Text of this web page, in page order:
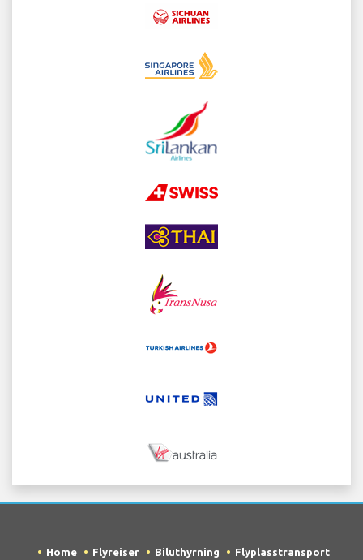
Home Flyreiser Biluthyrning Flyplasstransport